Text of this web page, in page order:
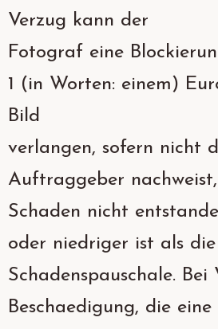
Verzug kann der
Fotograf eine
1 (in Worten: einem)
Bild
verlangen, sofern nicht
Auftraggeber
Schaden nicht
oder niedriger ist als die
Schadenspauschale. Bei
Beschaedigung, die eine